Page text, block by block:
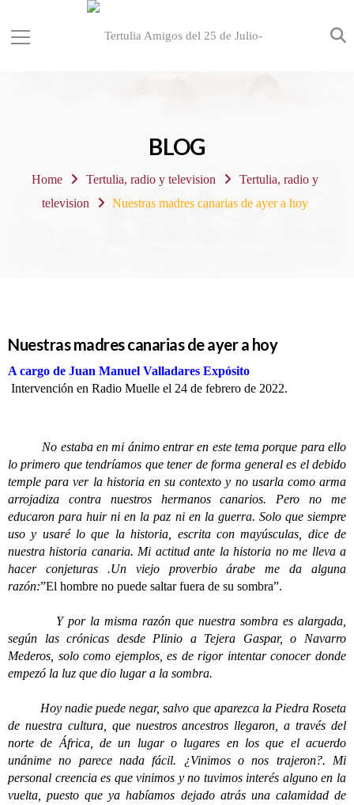
BLOG
Home Tertulia, radio y television
Tertulia, radio y
television
Nuestras madres canarias de ayer a hoy
Nuestras madres canarias de ayer a hoy
A cargo de Juan Manuel Valladares Expósito
Intervención en Radio Muelle el 24 de febrero de 2022.
No estaba en mi ánimo entrar en este tema porque para ello
lo primero que tendríamos que tener de forma general es el debido
temple para ver la historia en su contexto y no usarla como arma
arrojadiza contra nuestros hermanos canarios. Pero no me
educaron para huir ni en la paz ni en la guerra. Solo que siempre
uso y usaré lo que la historia, escrita con mayúsculas, dice de
nuestra historia canaria. Mi actitud ante la historia no me lleva a
hacer conjeturas .Un viejo proverbio árabe me da alguna
razón:”El hombre no puede saltar fuera de su sombra”.
Y por la misma razón que nuestra sombra es alargada,
según las crónicas desde Plinio a Tejera Gaspar, o Navarro
Mederos, solo como ejemplos, es de rigor intentar conocer donde
empezó la luz que dio lugar a la sombra.
Hoy nadie puede negar, salvo que aparezca la Piedra Roseta
de nuestra cultura, que nuestros ancestros llegaron, a través del
norte de África, de un lugar o lugares en los que el acuerdo
unánime no parece nada fácil. ¿Vinimos o nos trajeron?. Mi
personal creencia es que vinimos y no tuvimos interés alguno en la
vuelta, puesto que ya habíamos dejado atrás una calamidad de